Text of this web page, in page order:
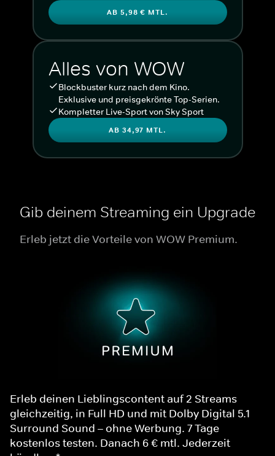
AB 5,98 € MTL.
Alles von WOW
Blockbuster kurz nach dem Kino.
Exklusive und preisgekrönte Top-Serien.
Kompletter Live-Sport von Sky Sport
AB 34,97 MTL.
Gib deinem Streaming ein Upgrade
Erleb jetzt die Vorteile von WOW Premium.
Erleb deinen Lieblingscontent auf 2 Streams
gleichzeitig, in Full HD und mit Dolby Digital 5.1
Surround Sound – ohne Werbung. 7 Tage
kostenlos testen. Danach 6 € mtl. Jederzeit